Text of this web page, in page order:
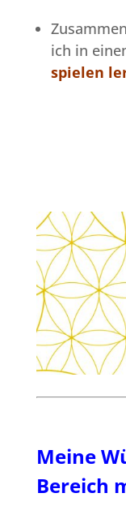
ich in
spielen
Meine
Bereich